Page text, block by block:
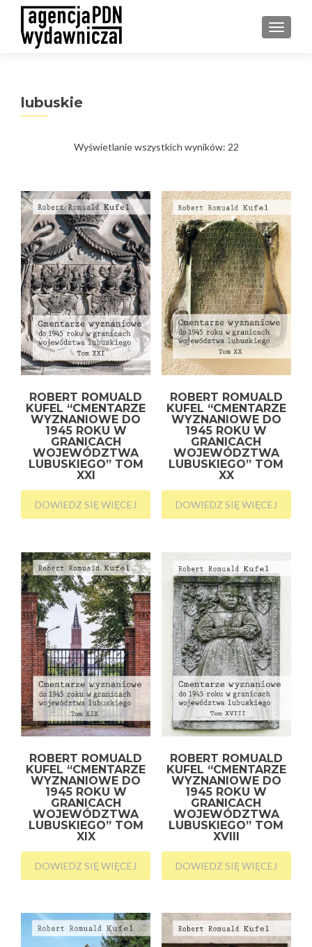
lubuskie
Wyświetlanie wszystkich wyników: 22Posortowane
najnowszych
ROBERT ROMUALD
KUFEL “CMENTARZE
WYZNANIOWE DO
1945 ROKU W
GRANICACH
WOJEWÓDZTWA
LUBUSKIEGO” TOM
XXI
DOWIEDZ SIĘ WIĘCEJ
ROBERT ROMUALD
KUFEL “CMENTARZE
WYZNANIOWE DO
1945 ROKU W
GRANICACH
WOJEWÓDZTWA
LUBUSKIEGO” TOM
XX
DOWIEDZ SIĘ WIĘCEJ
ROBERT ROMUALD
KUFEL “CMENTARZE
WYZNANIOWE DO
1945 ROKU W
GRANICACH
WOJEWÓDZTWA
LUBUSKIEGO” TOM
XIX
DOWIEDZ SIĘ WIĘCEJ
ROBERT ROMUALD
KUFEL “CMENTARZE
WYZNANIOWE DO
1945 ROKU W
GRANICACH
WOJEWÓDZTWA
LUBUSKIEGO” TOM
XVIII
DOWIEDZ SIĘ WIĘCEJ